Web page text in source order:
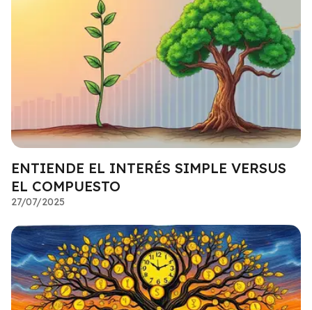
ENTIENDE EL INTERÉS SIMPLE VERSUS
EL COMPUESTO
27/07/2025